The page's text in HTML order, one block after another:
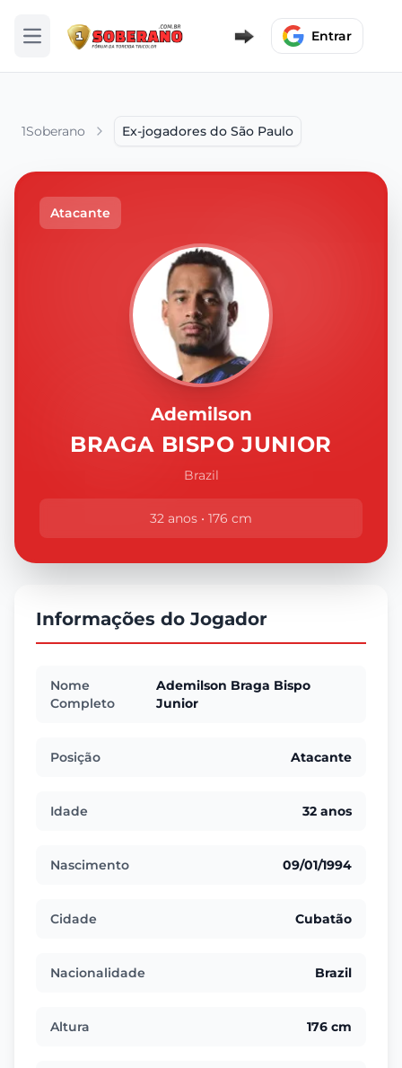
Abrir menu Entrar
1Soberano Ex-jogadores do São Paulo
Atacante
Ademilson
BRAGA BISPO JUNIOR
Brazil
32 anos • 176 cm
Informações do Jogador
Nome
Completo
Ademilson Braga Bispo
Junior
Posição Atacante
Idade 32 anos
Nascimento 09/01/1994
Cidade Cubatão
Nacionalidade Brazil
Altura 176 cm